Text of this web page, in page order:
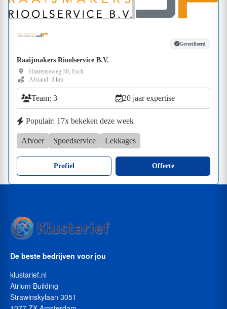
Geverifieerd
Raaijmakers Rioolservice B.V.
Haarenseweg 30, Esch
Afstand: 3 km
Team: 3 20 jaar expertise
Populair: 17x bekeken deze week
Afvoer Spoedservice Lekkages
Profiel Offerte
De beste bedrijven voor jou
klustarief.nl
Atrium Building
Strawinskylaan 3051